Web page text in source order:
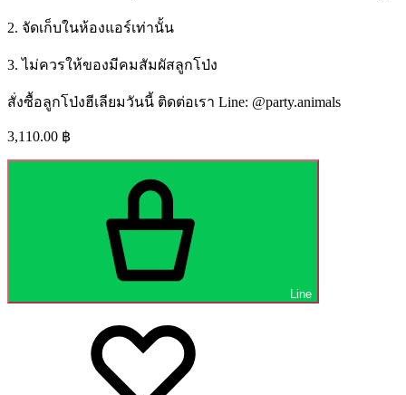
2. จัดเก็บในห้องแอร์เท่านั้น
3. ไม่ควรให้ของมีคมสัมผัสลูกโป่ง
สั่งซื้อลูกโป่งฮีเลียมวันนี้ ติดต่อเรา Line: @party.animals
3,110.00 ฿
Line